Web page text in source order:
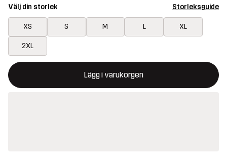
Välj din storlek Storleksguide
XS S M L XL
2XL
Lägg i varukorgen
Denna knapp kommer att öppna en modal som bekräftar en ny
{{size}} inte tillgänglig